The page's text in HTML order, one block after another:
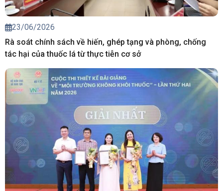
23/06/2026
Rà soát chính sách về hiến, ghép tạng và phòng, chống
tác hại của thuốc lá từ thực tiễn cơ sở